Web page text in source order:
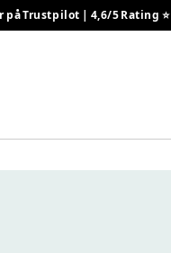
på Trustpilot | 4,6/5 Rating ⭐️